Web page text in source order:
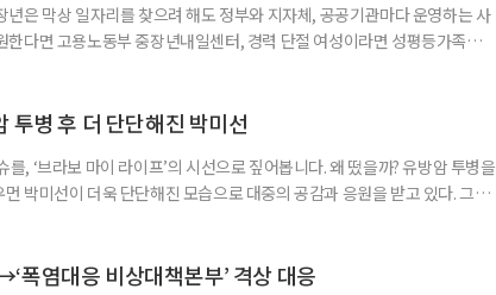
년은 막상 일자리를 찾으려 해도 정부와 지자체, 공공기관마다 운영하는 사
한다면 고용노동부 중장년내일센터, 경력 단절 여성이라면 성평등가족부
국민취업지원제도 구직활동이 쉽지 않은 사람을 위한 제도다. 개인별 취
투병 후 더 단단해진 박미선
, ‘브라보 마이 라이프’의 시선으로 짚어봅니다. 왜 떴을까? 유방암 투병을
박미선이 더욱 단단해진 모습으로 대중의 공감과 응원을 받고 있다. 그러
식 박미선은 재치 있는 말솜씨와 공감 능력으로
폭염대응 비상대책본부’ 격상 대응